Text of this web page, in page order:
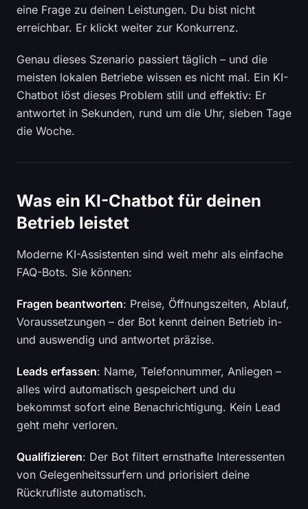
eine Frage zu deinen Leistungen. Du bist nicht
erreichbar. Er klickt weiter zur Konkurrenz.
Genau dieses Szenario passiert täglich – und die
meisten lokalen Betriebe wissen es nicht mal. Ein KI-
Chatbot löst dieses Problem still und effektiv: Er
antwortet in Sekunden, rund um die Uhr, sieben Tage
die Woche.
Was ein KI-Chatbot für deinen
Betrieb leistet
Moderne KI-Assistenten sind weit mehr als einfache
FAQ-Bots. Sie können:
Fragen beantworten: Preise, Öffnungszeiten, Ablauf,
Voraussetzungen – der Bot kennt deinen Betrieb in-
und auswendig und antwortet präzise.
Leads erfassen: Name, Telefonnummer, Anliegen –
alles wird automatisch gespeichert und du
bekommst sofort eine Benachrichtigung. Kein Lead
geht mehr verloren.
Qualifizieren: Der Bot filtert ernsthafte Interessenten
von Gelegenheitssurfern und priorisiert deine
Rückrufliste automatisch.